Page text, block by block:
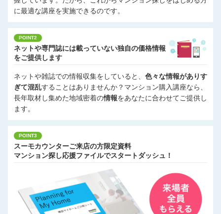
に最適な講座を実施できるのです。
POINT2
ネットや専門誌には載っていない独自の価格情報
をご提供します
ネットや雑誌での情報収集をしていると、 色々な情報がありす
ぎて混乱することはありませんか？マンション購入講座なら、
長年取材し集めた地域密着の情報をあなたに合わせてご提供し
ます。
POINT3
スーモカウンターご来店の方限定資料
マンション探し応援ファイルでスタートダッシュ！